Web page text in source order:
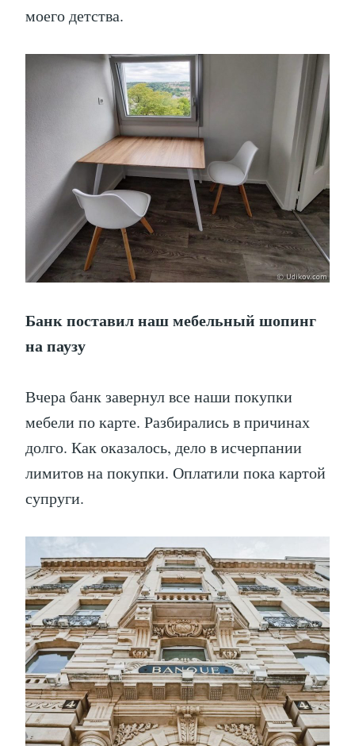
моего детства.
Банк поставил наш мебельный шопинг
на паузу
Вчера банк завернул все наши покупки
мебели по карте. Разбирались в причинах
долго. Как оказалось, дело в исчерпании
лимитов на покупки. Оплатили пока картой
супруги.